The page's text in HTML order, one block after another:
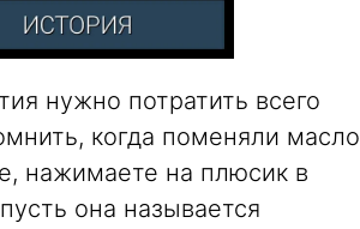
нужно потратить всего
когда поменяли масло
нажимаете на плюсик в
она называется